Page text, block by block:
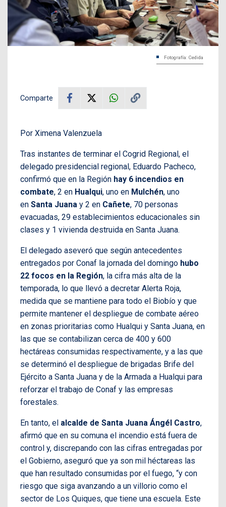
Fotografía: Cedida
Comparte
Por Ximena Valenzuela
Tras instantes de terminar el Cogrid Regional, el
delegado presidencial regional, Eduardo Pacheco,
confirmó que en la Región hay 6 incendios en
combate, 2 en Hualqui, uno en Mulchén, uno
en Santa Juana y 2 en Cañete, 70 personas
evacuadas, 29 establecimientos educacionales sin
clases y 1 vivienda destruida en Santa Juana.
El delegado aseveró que según antecedentes
entregados por Conaf la jornada del domingo hubo
22 focos en la Región, la cifra más alta de la
temporada, lo que llevó a decretar Alerta Roja,
medida que se mantiene para todo el Biobío y que
permite mantener el despliegue de combate aéreo
en zonas prioritarias como Hualqui y Santa Juana, en
las que se contabilizan cerca de 400 y 600
hectáreas consumidas respectivamente, y a las que
se determinó el despliegue de brigadas Brife del
Ejército a Santa Juana y de la Armada a Hualqui para
reforzar el trabajo de Conaf y las empresas
forestales.
En tanto, el alcalde de Santa Juana Ángél Castro,
afirmó que en su comuna el incendio está fuera de
control y, discrepando con las cifras entregadas por
el Gobierno, aseguró que ya son mil héctareas las
que han resultado consumidas por el fuego, “y con
riesgo que siga avanzando a un villorio como el
sector de Los Quiques, que tiene una escuela. Este